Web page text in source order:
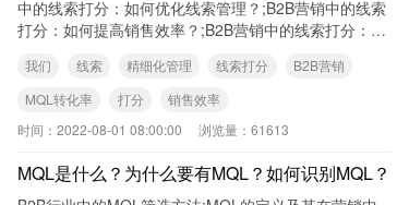
中的线索打分：如何优化线索管理？;B2B营销中的线索
打分：如何提高销售效率？;B2B营销中的线索打分：如
我们 线索 精细化管理 线索打分
B2B营销
MQL转化率
打分
销售效率
时间： 2022-08-01 08:00:00 浏览量： 61613
MQL是什么？为什么要有MQL？如何识别MQL？